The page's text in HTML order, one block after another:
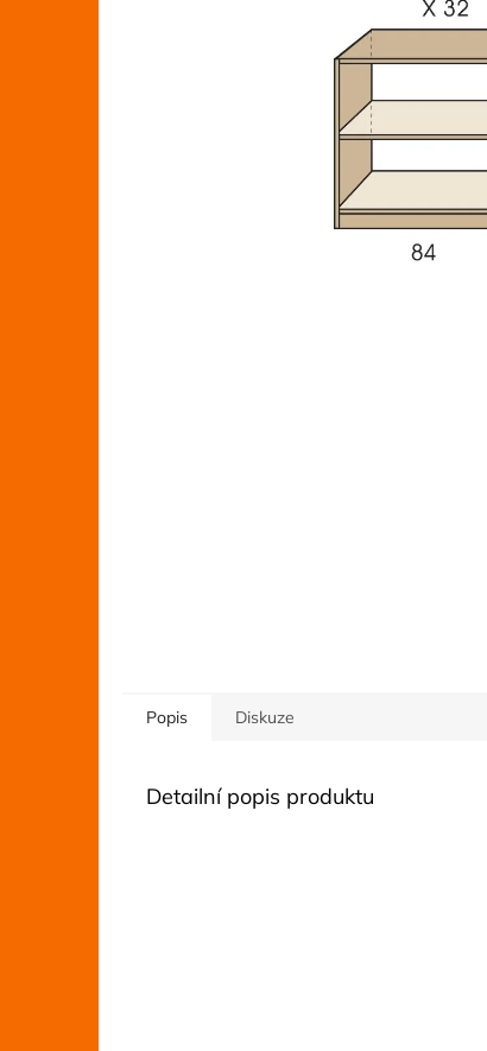
Popis Diskuze
Detailní popis produktu